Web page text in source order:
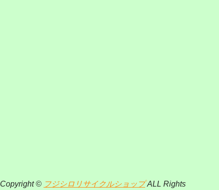
Copyright © フジシロリサイクルショップALL Rights